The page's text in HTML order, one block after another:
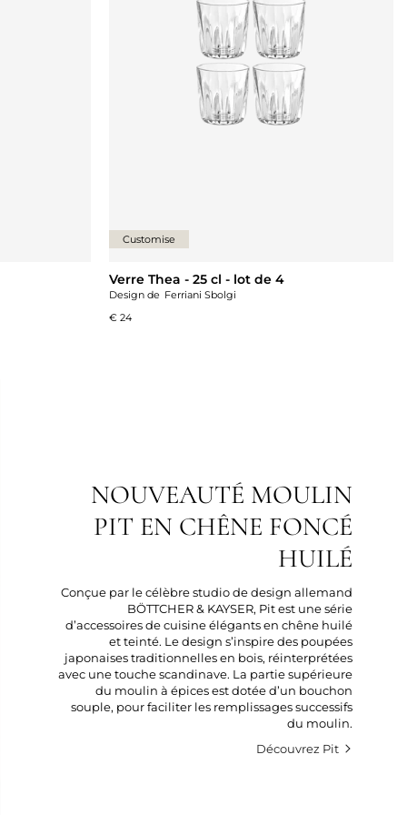
Customise
Verre Thea - 25 cl - lot de 4
Design de Ferriani Sbolgi
€ 24
NOUVEAUTÉ MOULIN
PIT EN CHÊNE FONCÉ
HUILÉ
Conçue par le célèbre studio de design allemand
BÖTTCHER & KAYSER, Pit est une série
d’accessoires de cuisine élégants en chêne huilé
et teinté. Le design s’inspire des poupées
japonaises traditionnelles en bois, réinterprétées
avec une touche scandinave. La partie supérieure
du moulin à épices est dotée d’un bouchon
souple, pour faciliter les remplissages successifs
du moulin.
Découvrez Pit